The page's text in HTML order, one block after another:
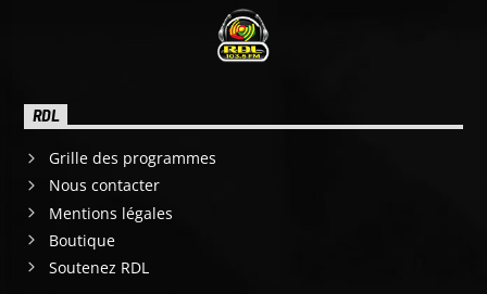
RDL
Grille des programmes
Nous contacter
Mentions légales
Boutique
Soutenez RDL